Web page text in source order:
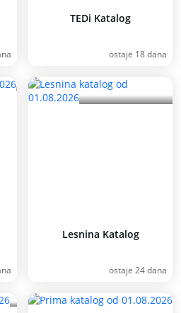
TEDi Katalog
ostaje 18 dana
Lesnina Katalog
ostaje 24 dana